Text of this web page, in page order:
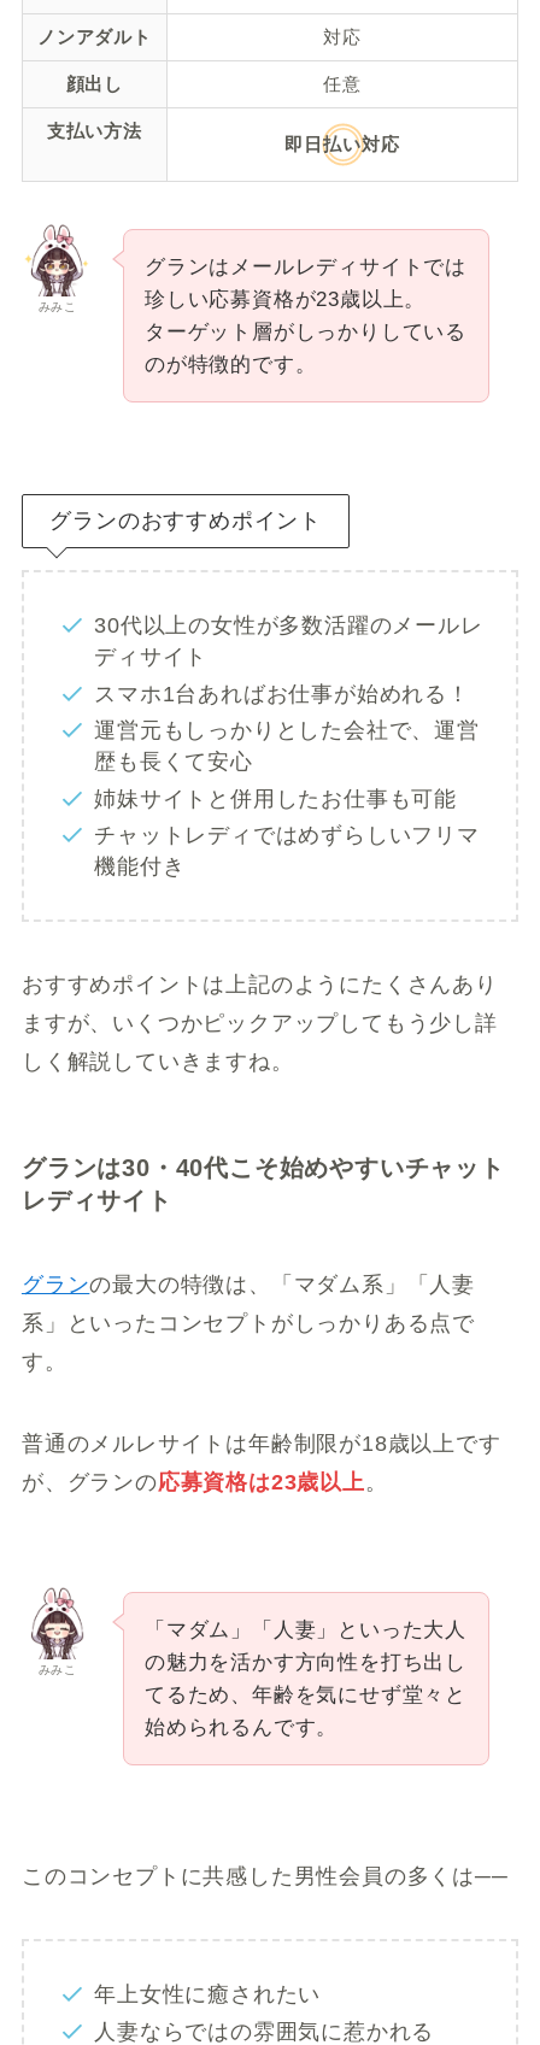
ノンアダルト 対応
顔出し 任意
支払い方法
即日払い対応
みみこ
グランはメールレディサイトでは
珍しい応募資格が23歳以上。
ターゲット層がしっかりしている
のが特徴的です。
グランのおすすめポイント
30代以上の女性が多数活躍のメールレ
ディサイト
スマホ1台あればお仕事が始めれる！
運営元もしっかりとした会社で、運営
歴も長くて安心
姉妹サイトと併用したお仕事も可能
チャットレディではめずらしいフリマ
機能付き
おすすめポイントは上記のようにたくさんあり
ますが、いくつかピックアップしてもう少し詳
しく解説していきますね。
グランは30・40代こそ始めやすいチャット
レディサイト
グランの最大の特徴は、「マダム系」「人妻
系」といったコンセプトがしっかりある点で
す。
普通のメルレサイトは年齢制限が18歳以上です
が、グランの応募資格は23歳以上 。
みみこ
「マダム」「人妻」といった大人
の魅力を活かす方向性を打ち出し
てるため、年齢を気にせず堂々と
始められるんです。
このコンセプトに共感した男性会員の多くは──
年上女性に癒されたい
人妻ならではの雰囲気に惹かれる